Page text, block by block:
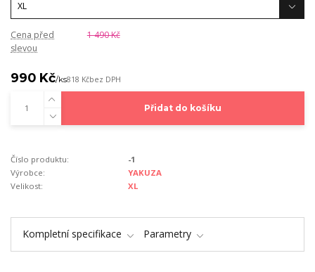
Cena před
slevou
1 490 Kč
990 Kč/ks818 Kčbez DPH
Přidat do košíku
Číslo produktu:
-1
Výrobce:
YAKUZA
Velikost:
XL
Kompletní specifikace Parametry